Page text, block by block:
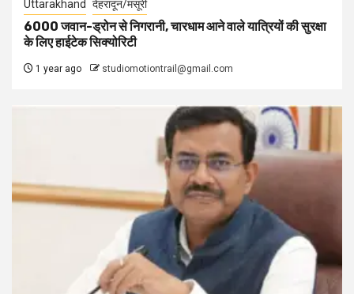
Uttarakhand देहरादून/मसूरी
6000 जवान-ड्रोन से निगरानी, चारधाम आने वाले यात्रियों की सुरक्षा
के लिए हाईटेक सिक्योरिटी
1 year ago studiomotiontrail@gmail.com